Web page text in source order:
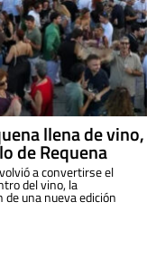
llena de vino,
de Requena
a convertirse el
del vino, la
una nueva edición